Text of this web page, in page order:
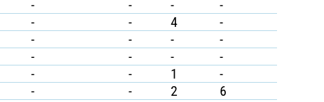
- - -
-
- - 4
-
- - -
-
- - -
-
- - 1
-
- - 2
6